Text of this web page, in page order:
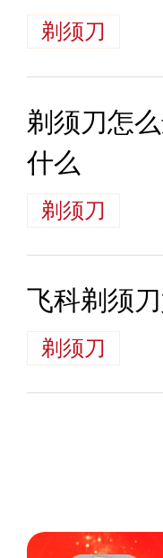
剃须刀
剃须刀怎
什么
剃须刀
飞科剃须
剃须刀